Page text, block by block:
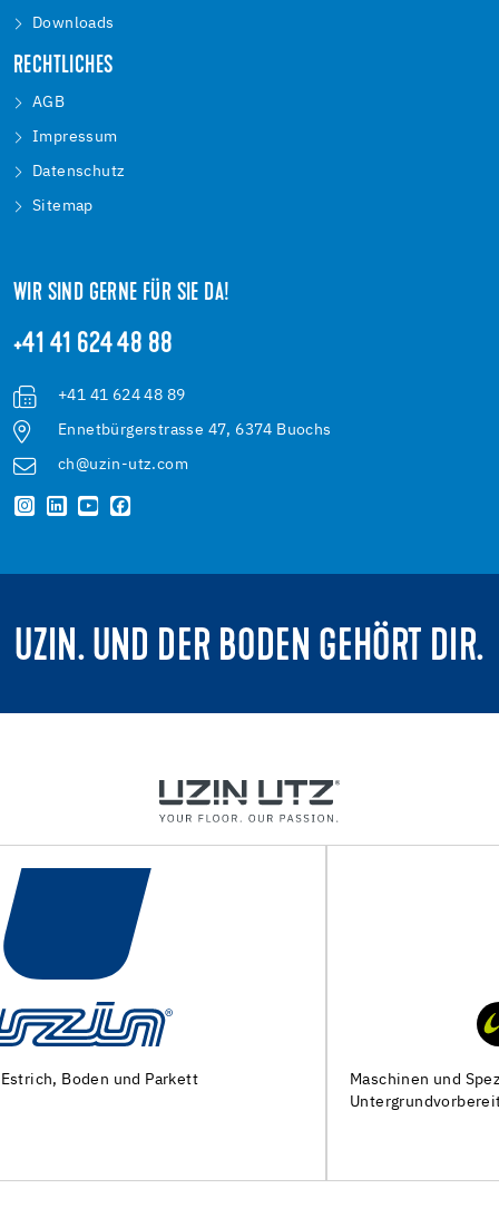
Downloads
RECHTLICHES
AGB
Impressum
Datenschutz
Sitemap
WIR SIND GERNE FÜR SIE DA!
+41 41 624 48 88
+41 41 624 48 89
Ennetbürgerstrasse 47, 6374 Buochs
ch@uzin-utz.com
UZIN. UND DER BODEN GEHÖRT DIR.
Maschinen und Spezialwerkzeuge zur
Untergrundvorbereitung und Verlegung von Bodenbelägen